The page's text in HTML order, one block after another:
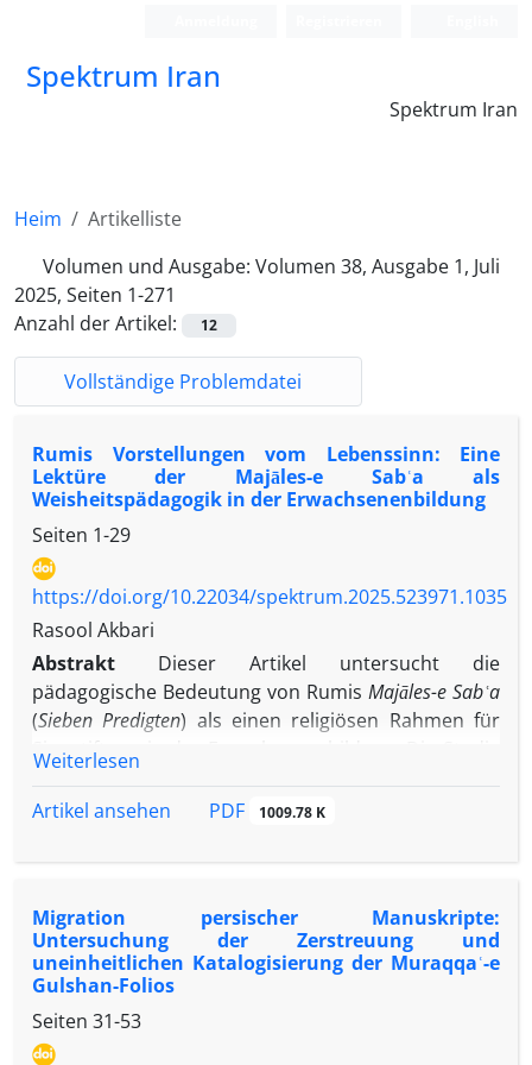
Spektrum Iran
Spektrum Iran
Heim
Artikelliste
Volumen und Ausgabe: Volumen 38, Ausgabe 1, Juli
2025, Seiten 1-271
Anzahl der Artikel:
12
Vollständige Problemdatei
Rumis Vorstellungen vom Lebenssinn: Eine
Lektüre der Majāles-e Sabʿa als
Weisheitspädagogik in der Erwachsenenbildung
Seiten 1-29
https://doi.org/10.22034/spektrum.2025.523971.1035
Rasool Akbari
Abstrakt
Dieser Artikel untersucht die
pädagogische Bedeutung von Rumis Majāles-e Sabʿa
(Sieben Predigten) als einen religiösen Rahmen für
Sinnstiftung in der Erwachsenenbildung. Die Studie
und hebt das bislang wenig genutzte pädagogische
insbesondere im Hinblick auf existenzielle
diasporischen Kontexten. Unter Anwendung des
viergliedrigen Sinnmodells von Baumeister und
Vohs – bestehend aus Zweck, Werten, Wirksamkeit
hermeneutisch-phänomenologische Analyse von
Weiterlesen
Artikel ansehen
PDF 1009.78 K
Migration persischer Manuskripte:
Untersuchung der Zerstreuung und
uneinheitlichen Katalogisierung der Muraqqaʿ-e
Gulshan-Folios
Seiten 31-53